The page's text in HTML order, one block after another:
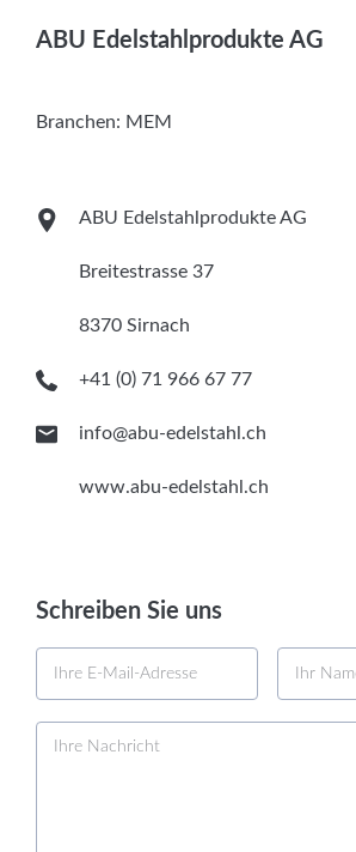
ABU Edelstahlprodukte AG
Branchen: MEM
ABU Edelstahlprodukte AG
Breitestrasse 37
8370 Sirnach
+41 (0) 71 966 67 77
info@abu-edelstahl.ch
www.abu-edelstahl.ch
Schreiben Sie uns